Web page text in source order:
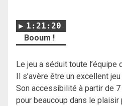
1:21:20
Booum !
Le jeu a séduit toute
Il s’avère être un excellent
Son accessibilité à partir de
pour beaucoup dans le